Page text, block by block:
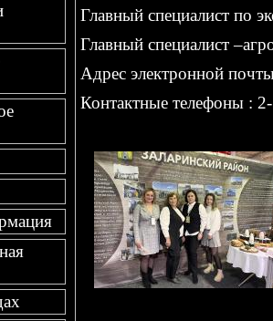
Главный специалист по
Главный специалист
Адрес электронной
Контактные телефоны :